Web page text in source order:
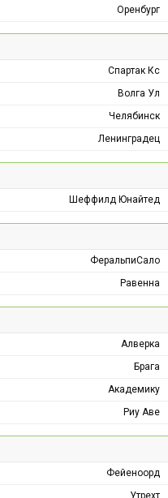
Оренбург
Спартак Кс
Волга Ул
Челябинск
Ленинградец
Шеффилд Юнайтед
ФеральпиСало
Равенна
Алверка
Брага
Академику
Риу Аве
Фейеноорд
Утрехт